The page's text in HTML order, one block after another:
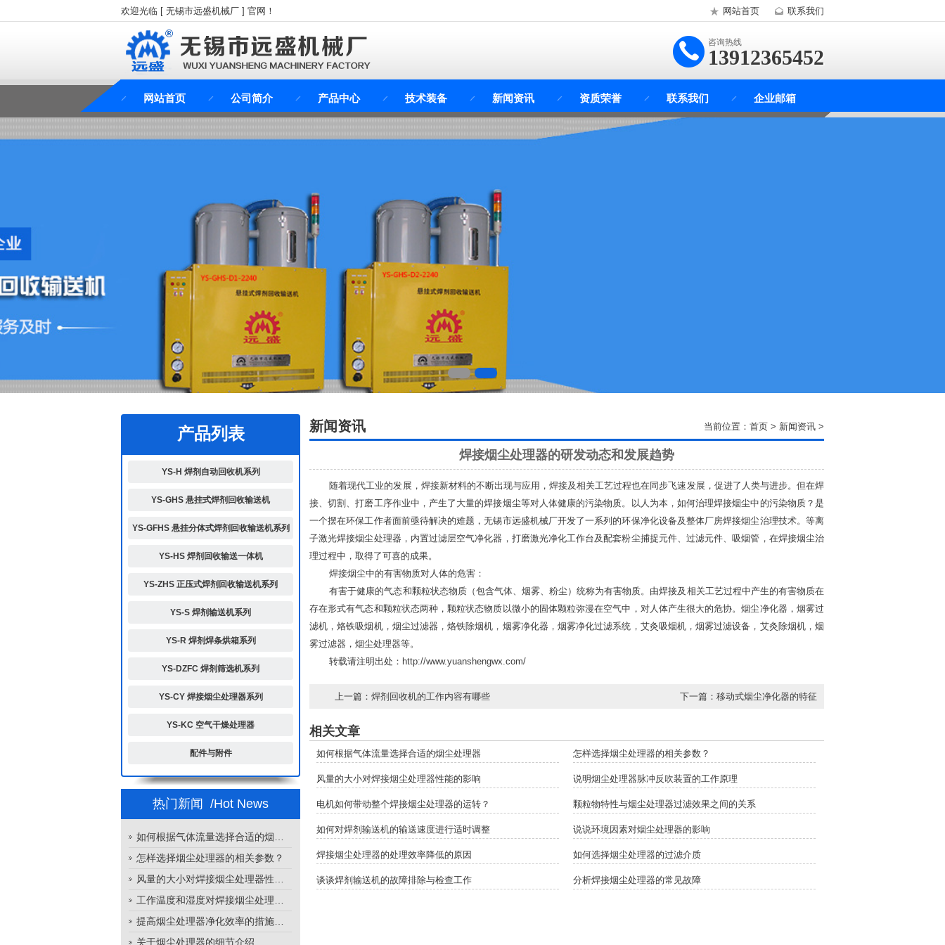
欢迎光临 [ 无锡市远盛机械厂 ] 官网！ 网站首页 联系我们
咨询热线
13912365452
网站首页 公司简介 产品中心 技术装备 新闻资讯 资质荣誉 联系我们 企业邮箱
产品列表
YS-H 焊剂自动回收机系列
YS-GHS 悬挂式焊剂回收输送机
YS-GFHS 悬挂分体式焊剂回收输送机系列
YS-HS 焊剂回收输送一体机
YS-ZHS 正压式焊剂回收输送机系列
YS-S 焊剂输送机系列
YS-R 焊剂焊条烘箱系列
YS-DZFC 焊剂筛选机系列
YS-CY 焊接烟尘处理器系列
YS-KC 空气干燥处理器
配件与附件
热门新闻 /Hot News
怎样选择烟尘处理器的相关参数？
关于烟尘处理器的细节介绍
新闻资讯 当前位置： 首页 > 新闻资讯 >
焊接烟尘处理器的研发动态和发展趋势
随着现代工业的发展，焊接新材料的不断出现与应用，焊接及相关工艺过程也在同步飞速发展，促进了人类与进步。但在焊
接、切割、打磨工序作业中，产生了大量的焊接烟尘等对人体健康的污染物质。以人为本，如何治理焊接烟尘中的污染物质？是
一个摆在环保工作者面前亟待解决的难题，无锡市远盛机械厂开发了一系列的环保净化设备及整体厂房焊接烟尘治理技术。等离
子激光焊接烟尘处理器，内置过滤层空气净化器，打磨激光净化工作台及配套粉尘捕捉元件、过滤元件、吸烟管，在焊接烟尘治
理过程中，取得了可喜的成果。
焊接烟尘中的有害物质对人体的危害：
有害于健康的气态和颗粒状态物质（包含气体、烟雾、粉尘）统称为有害物质。由焊接及相关工艺过程中产生的有害物质在
存在形式有气态和颗粒状态两种，颗粒状态物质以微小的固体颗粒弥漫在空气中，对人体产生很大的危协。烟尘净化器，烟雾过
滤机，烙铁吸烟机，烟尘过滤器，烙铁除烟机，烟雾净化器，烟雾净化过滤系统，艾灸吸烟机，烟雾过滤设备，艾灸除烟机，烟
雾过滤器，烟尘处理器等。
转载请注明出处： http://www.yuanshengwx.com/
上一篇： 焊剂回收机的工作内容有哪些 下一篇： 移动式烟尘净化器的特征
相关文章
如何根据气体流量选择合适的烟尘处理器 怎样选择烟尘处理器的相关参数？
风量的大小对焊接烟尘处理器性能的影响 说明烟尘处理器脉冲反吹装置的工作原理
电机如何带动整个焊接烟尘处理器的运转？ 颗粒物特性与烟尘处理器过滤效果之间的关系
如何对焊剂输送机的输送速度进行适时调整 说说环境因素对烟尘处理器的影响
焊接烟尘处理器的处理效率降低的原因 如何选择烟尘处理器的过滤介质
谈谈焊剂输送机的故障排除与检查工作 分析焊接烟尘处理器的常见故障